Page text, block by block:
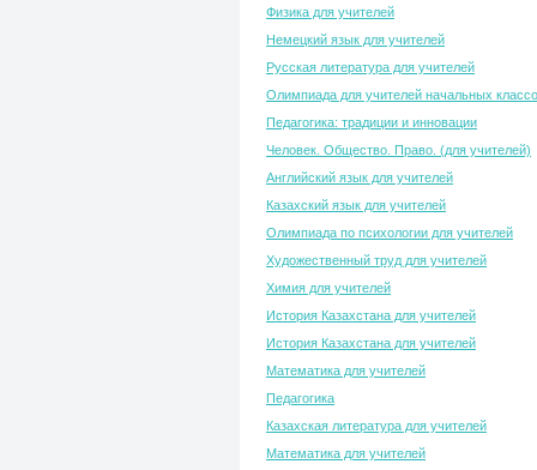
Физика для учителей
Немецкий язык для учителей
Русская литература для учителей
Олимпиада для учителей начальных
Педагогика: традиции и инновации
Человек. Общество. Право. (для учителей)
Английский язык для учителей
Казахский язык для учителей
Олимпиада по психологии для учителей
Художественный труд для учителей
Химия для учителей
История Казахстана для учителей
История Казахстана для учителей
Математика для учителей
Педагогика
Казахская литература для учителей
Математика для учителей